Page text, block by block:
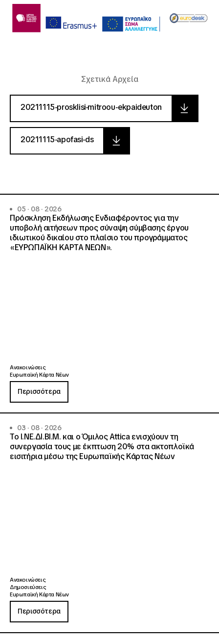
Σχετικά Αρχεία
20211115-prosklisi-mitroou-ekpaideuton
20211115-apofasi-ds
05 · 08 · 2026
Πρόσκληση Εκδήλωσης Ενδιαφέροντος για την
υποβολή αιτήσεων προς σύναψη σύμβασης έργου
ιδιωτικού δικαίου στο πλαίσιο του προγράμματος
«ΕΥΡΩΠΑΪΚΗ ΚΑΡΤΑ ΝΕΩΝ».
Ανακοινώσεις
Ευρωπαϊκή Κάρτα Νέων
Περισσότερα
03 · 08 · 2026
Το Ι.ΝΕ.ΔΙ.ΒΙ.Μ. και o Όμιλος Attica ενισχύουν τη
συνεργασία τους με έκπτωση 20% στα ακτοπλοϊκά
εισιτήρια μέσω της Ευρωπαϊκής Κάρτας Νέων
Ανακοινώσεις
Δημοσιεύσεις
Ευρωπαϊκή Κάρτα Νέων
Περισσότερα